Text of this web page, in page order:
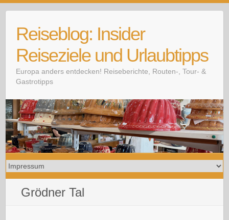
contentReiseblog: Insider
Reiseziele und Urlaubtipps
Europa anders entdecken! Reiseberichte, Routen-, Tour- &
Gastrotipps
Grödner Tal